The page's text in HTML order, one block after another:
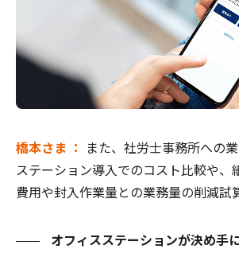
橋本さま ： また、社労士事務所への
ステーション導入でのコスト比較や、
費用や封入作業量との業務量の削減試
オフィスステーションが決め手